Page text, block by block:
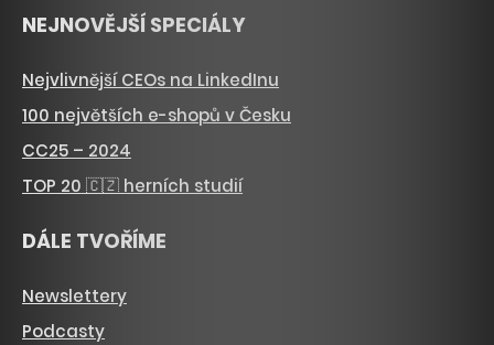
NEJNOVĚJŠÍ SPECIÁLY
Nejvlivnější CEOs na LinkedInu
100 největších e-shopů v Česku
CC25 – 2024
TOP 20 🇨🇿 herních studií
DÁLE TVOŘÍME
Newslettery
Podcasty